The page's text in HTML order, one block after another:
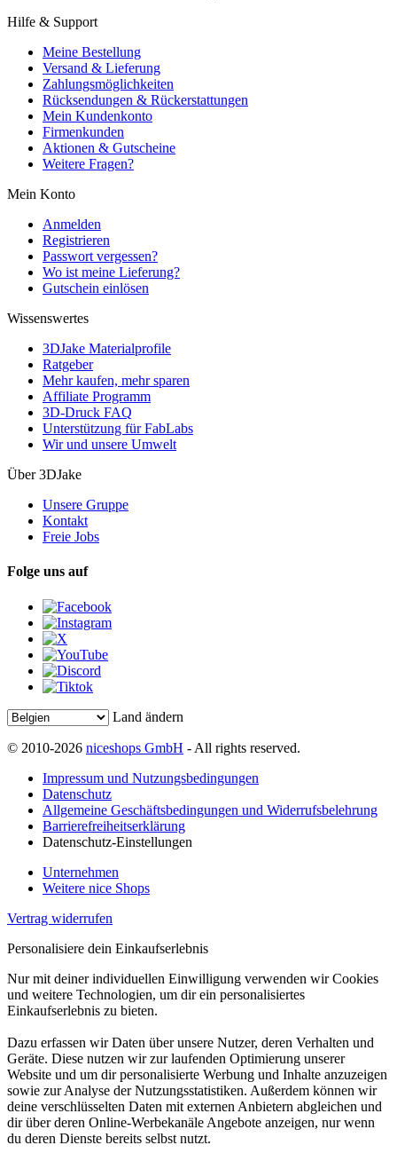
Hilfe & Support
Meine Bestellung
Versand & Lieferung
Zahlungsmöglichkeiten
Rücksendungen & Rückerstattungen
Mein Kundenkonto
Firmenkunden
Aktionen & Gutscheine
Weitere Fragen?
Mein Konto
Anmelden
Registrieren
Passwort vergessen?
Wo ist meine Lieferung?
Gutschein einlösen
Wissenswertes
3DJake Materialprofile
Ratgeber
Mehr kaufen, mehr sparen
Affiliate Programm
3D-Druck FAQ
Unterstützung für FabLabs
Wir und unsere Umwelt
Über 3DJake
Unsere Gruppe
Kontakt
Freie Jobs
Folge uns auf
Land ändern
© 2010-2026 niceshops GmbH - All rights reserved.
Impressum und Nutzungsbedingungen
Datenschutz
Allgemeine Geschäftsbedingungen und Widerrufsbelehrung
Barrierefreiheitserklärung
Datenschutz-Einstellungen
Unternehmen
Weitere nice Shops
Vertrag widerrufen
Personalisiere dein Einkaufserlebnis
Nur mit deiner individuellen Einwilligung verwenden wir Cookies
und weitere Technologien, um dir ein personalisiertes
Einkaufserlebnis zu bieten.
Dazu erfassen wir Daten über unsere Nutzer, deren Verhalten und
Geräte. Diese nutzen wir zur laufenden Optimierung unserer
Website und um dir personalisierte Werbung und Inhalte anzuzeigen
sowie zur Analyse der Nutzungsstatistiken. Außerdem können wir
deine verschlüsselten Daten mit externen Anbietern abgleichen und
dir über deren Online-Werbekanäle Angebote anzeigen, nur wenn
du deren Dienste bereits selbst nutzt.